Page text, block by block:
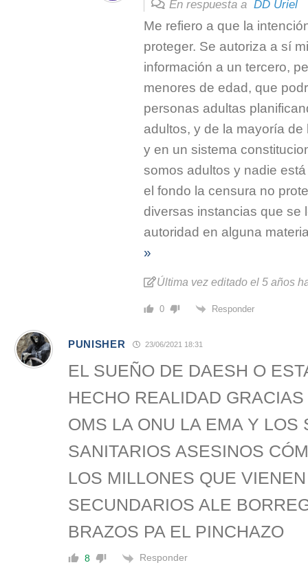
En respuesta a DD Uriel
Me refiero a que la
proteger. Se autoriza a sí
información a un tercero,
menores de edad, que
personas adultas
adultos, y de la mayoría
y en un sistema
somos adultos y nadie
el fondo la censura no
diversas instancias que se
autoridad en alguna
»
Última vez editado el 5 años
0 Responder
PUNISHER 23/06/2021 18:31
EL SUEÑO DE DAESH O
HECHO REALIDAD
OMS LA ONU LA EMA Y LOS
SANITARIOS ASESINOS
LOS MILLONES QUE
SECUNDARIOS ALE
BRAZOS PA EL PINCHAZO
8 Responder